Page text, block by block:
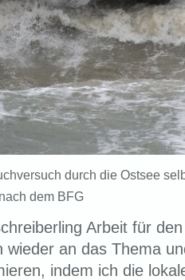
durch die Ostsee
dem BFG
Arbeit für
wieder an das Thema
indem ich die